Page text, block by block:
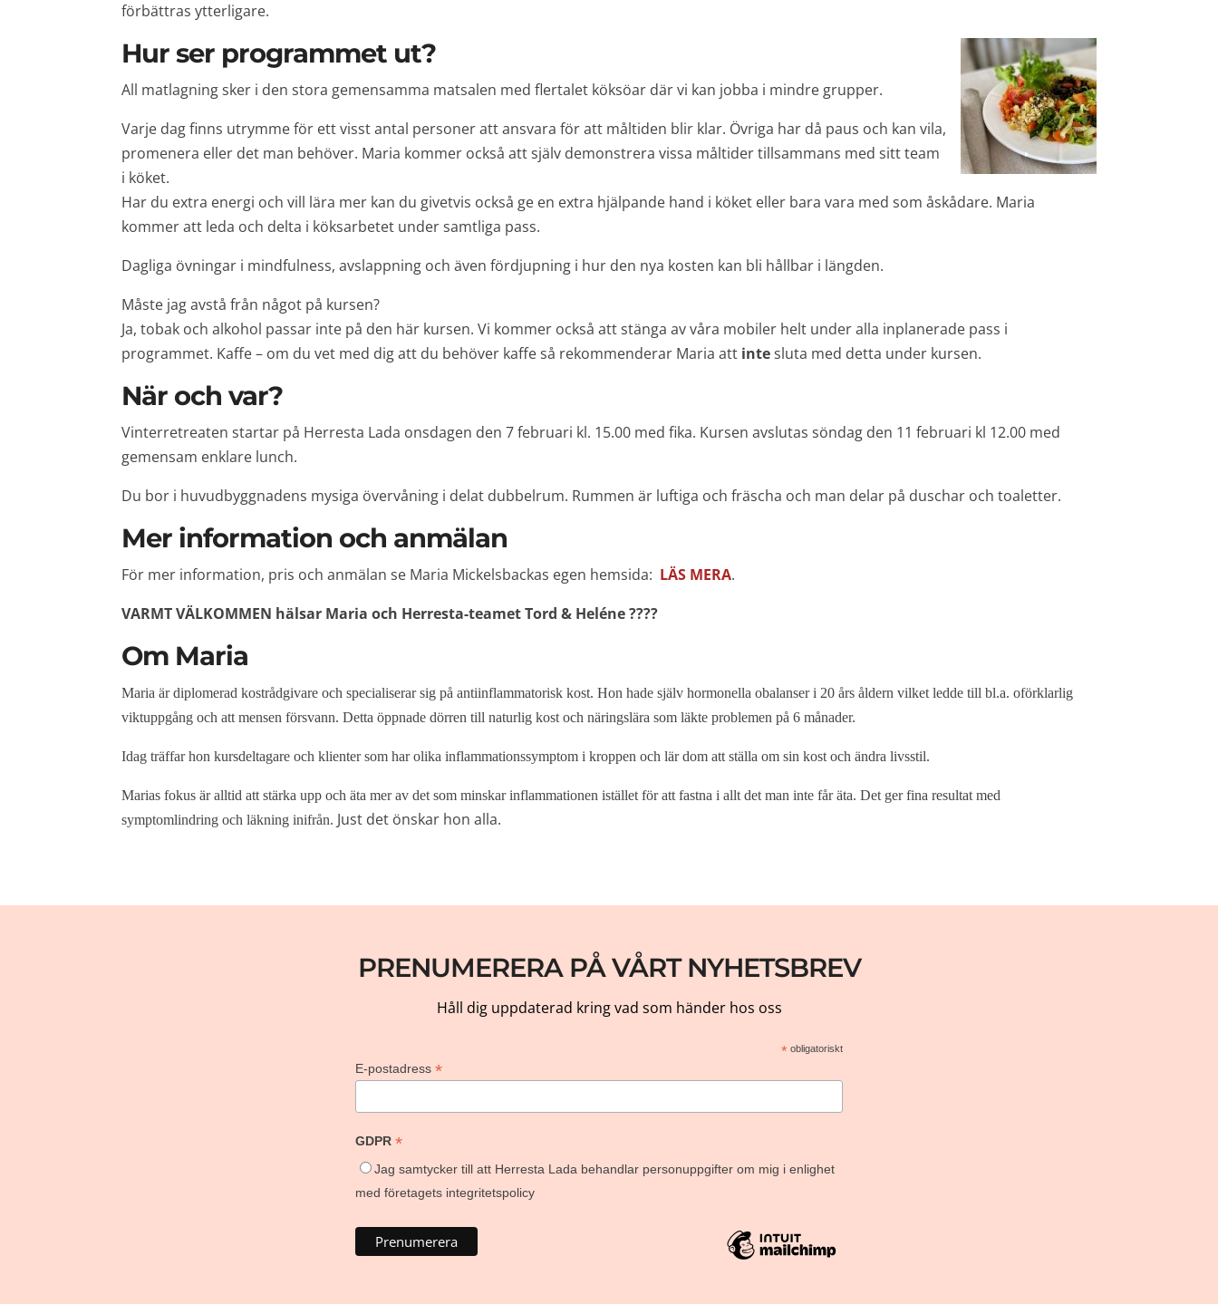
förbättras ytterligare.
Hur ser programmet ut?
All matlagning sker i den stora gemensamma matsalen med flertalet köksöar där vi kan jobba i mindre grupper.
Varje dag finns utrymme för ett visst antal personer att ansvara för att måltiden blir klar. Övriga har då paus och kan vila,
promenera eller det man behöver. Maria kommer också att själv demonstrera vissa måltider tillsammans med sitt team
i köket.
Har du extra energi och vill lära mer kan du givetvis också ge en extra hjälpande hand i köket eller bara vara med som åskådare. Maria
kommer att leda och delta i köksarbetet under samtliga pass.
Dagliga övningar i mindfulness, avslappning och även fördjupning i hur den nya kosten kan bli hållbar i längden.
Måste jag avstå från något på kursen?
Ja, tobak och alkohol passar inte på den här kursen. Vi kommer också att stänga av våra mobiler helt under alla inplanerade pass i
programmet. Kaffe – om du vet med dig att du behöver kaffe så rekommenderar Maria att intesluta med detta under kursen.
När och var?
Vinterretreaten startar på Herresta Lada onsdagen den 7 februari kl. 15.00 med fika. Kursen avslutas söndag den 11 februari kl 12.00 med
gemensam enklare lunch.
Du bor i huvudbyggnadens mysiga övervåning i delat dubbelrum. Rummen är luftiga och fräscha och man delar på duschar och toaletter.
Mer information och anmälan
För mer information, pris och anmälan se Maria Mickelsbackas egen hemsida: LÄS MERA.
VARMT VÄLKOMMEN hälsar Maria och Herresta-teamet Tord & Heléne ????
Om Maria
Maria är diplomerad kostrådgivare och specialiserar sig på antiinflammatorisk kost. Hon hade själv hormonella obalanser i 20 års åldern vilket ledde till bl.a. oförklarlig
viktuppgång och att mensen försvann. Detta öppnade dörren till naturlig kost och näringslära som läkte problemen på 6 månader.
Idag träffar hon kursdeltagare och klienter som har olika inflammationssymptom i kroppen och lär dom att ställa om sin kost och ändra livsstil.
Marias fokus är alltid att stärka upp och äta mer av det som minskar inflammationen istället för att fastna i allt det man inte får äta. Det ger fina resultat med
symptomlindring och läkning inifrån. Just det önskar hon alla.
PRENUMERERA PÅ VÅRT NYHETSBREV
Håll dig uppdaterad kring vad som händer hos oss
*obligatoriskt
E-postadress *
GDPR *
Jag samtycker till att Herresta Lada behandlar personuppgifter om mig i enlighet
med företagets integritetspolicy